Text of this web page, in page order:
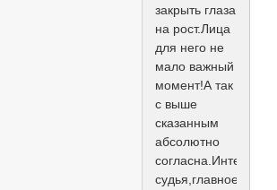
закрыть глаза
на рост.Лица
для него не
мало важный
момент!А так
с выше
сказанным
абсолютно
судья,главное